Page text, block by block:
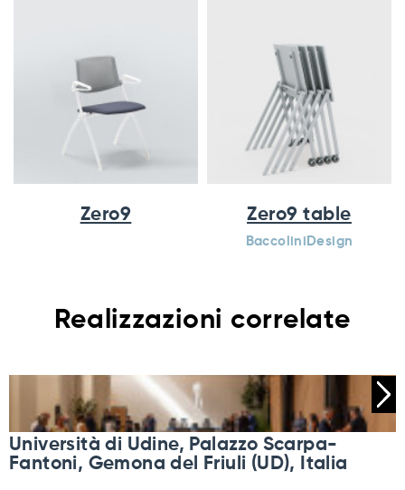
Zero9 Zero9 table
BaccoliniDesign
Realizzazioni correlate
Università di Udine, Palazzo Scarpa-
Fantoni, Gemona del Friuli (UD), Italia